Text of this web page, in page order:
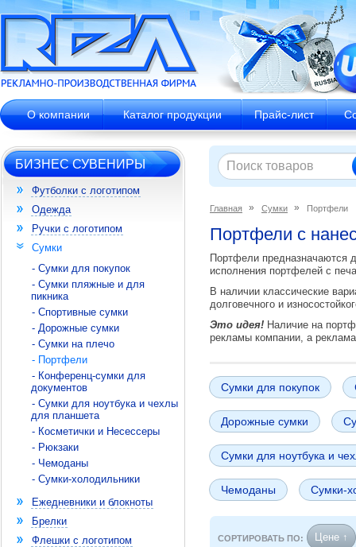
О компании Каталог продукции Прайс-лист
БИЗНЕС СУВЕНИРЫ
Футболки с логотипом
Одежда
Ручки с логотипом
Сумки
- Сумки для покупок
- Сумки пляжные и для
пикника
- Спортивные сумки
- Дорожные сумки
- Сумки на плечо
- Портфели
- Конференц-сумки для
документов
- Сумки для ноутбука и чехлы
для планшета
- Косметички и Несессеры
- Рюкзаки
- Чемоданы
- Сумки-холодильники
Ежедневники и блокноты
Брелки
Флешки с логотипом
Главная Сумки Портфели
Портфели с
Портфели предназначаются
исполнения портфелей с
В наличии классические
долговечного и
Это идея! Наличие на
рекламы компании, а
Сумки для покупок
Дорожные сумки
Сумки для ноутбука и
Чемоданы Сумки-
СОРТИРОВАТЬ ПО: Цене ↑